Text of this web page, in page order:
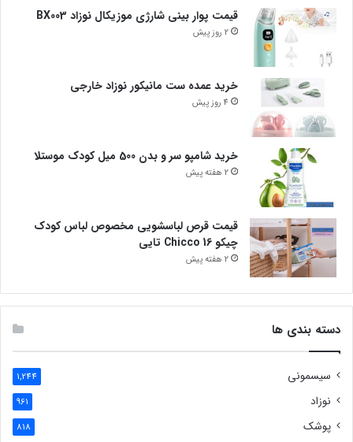
قیمت پوار بینی شارژی موزیکال نوزاد BX003
2 روز پیش
خرید عمده ست مانیکور نوزاد خارجی
4 روز پیش
خرید شامپو سر و بدن 500 میل کودک موستلا
2 هفته پیش
قیمت قرص لباسشویی مخصوص لباس کودک
چیکو Chicco 16 تایی
2 هفته پیش
دسته بندی ها
سیسمونی 1,244
نوزاد 961
پوشک 818